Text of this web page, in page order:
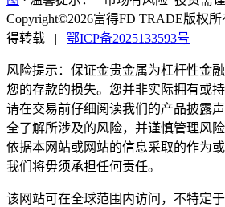
Copyright©2026富得FD TRADE版权
得转载
| 鄂ICP备2025133593号
风险提示：保证金贵金属为杠杆性金
您的存款的损失。您并非实际拥有或
请在交易前仔细阅读我们的产品披露
全了解所涉及的风险，并谨慎管理风
依据本网站或网站的信息采取的作为
我们将毋须承担任何责任。
该网站可在全球范围内访问，不特定